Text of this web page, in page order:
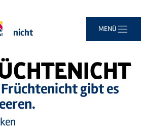
Hauptinhalt
Suche
Navigation
Footer
MENÜ
gibt es